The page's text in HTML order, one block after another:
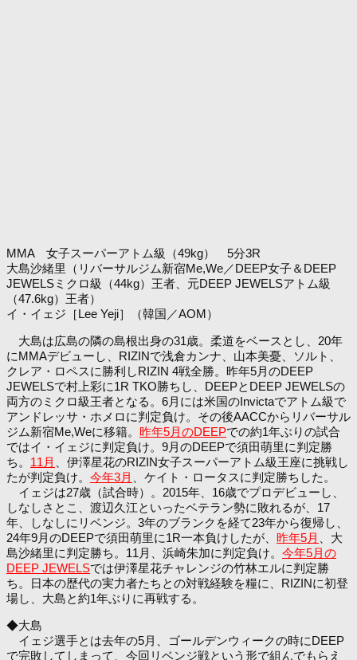
MMA 女子スーパーアトム級（49kg） 5分3R
大島沙緒里（リバーサルジム新宿Me,We／DEEP女子＆DEEP
JEWELSミクロ級（44kg）王者、元DEEP JEWELSアトム級
（47.6kg）王者）
イ・イェジ［Lee Yeji］（韓国／AOM）
大島は広島の隣の島根出身の31歳。柔道をベースとし、20年
にMMAデビューし、RIZINで浅倉カンナ、山本美憂、ソルト、
クレア・ロペスに勝利しRIZIN 4戦全勝。昨年5月のDEEP
JEWELSで村上彩に1R TKO勝ちし、DEEPとDEEP JEWELSの
両方のミクロ級王者となる。6月には米国のInvictaでアトム級で
アンドレッサ・ホメロに判定負け。その後AACCからリバーサル
ジム新宿Me,Weに移籍。 昨年5月のDEEPでの約1年ぶりの試合
ではイ・イェジに判定負け。9月のDEEPで須田萌里に判定勝
ち。 11月
、伊澤星花のRIZIN女子スーパーアトム級王座に挑戦し
たが判定負け。 今年3月
、ケイト・ロータスに判定勝ちした。
イェジは27歳（試合時）。2015年、16歳でプロデビューし、
しなしさとこ、渡辺久江といったベテラン勢に敗れるが、17
年、しなしにリベンジ。3年のブランクを経て23年から復帰し、
24年9月のDEEPで須田萌里に1R一本負けしたが、 昨年5月
、大
島沙緒里に判定勝ち。11月、浜崎朱加に判定負け。 今年5月の
DEEP JEWELSでは伊澤星花チャレンジの竹林エルに判定勝
ち。日本の歴代の実力者たちとの対戦経験を糧に、RIZINに初登
場し、大島と約1年ぶりに再戦する。
◆大島
イェジ選手とは去年の5月、ゴールデンウィークの時にDEEP
で完敗してしまって、今回リベンジ戦という形で組んでもらえ